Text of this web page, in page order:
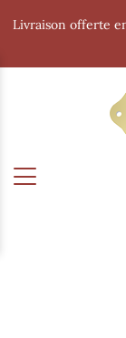
Livraison offerte